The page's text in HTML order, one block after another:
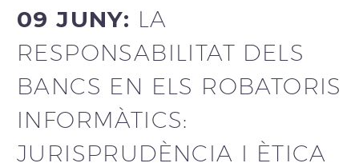
09 JUNY: LA
RESPONSABILITAT DELS
BANCS EN ELS ROBATORIS
INFORMÀTICS:
JURISPRUDÈNCIA I ÈTICA